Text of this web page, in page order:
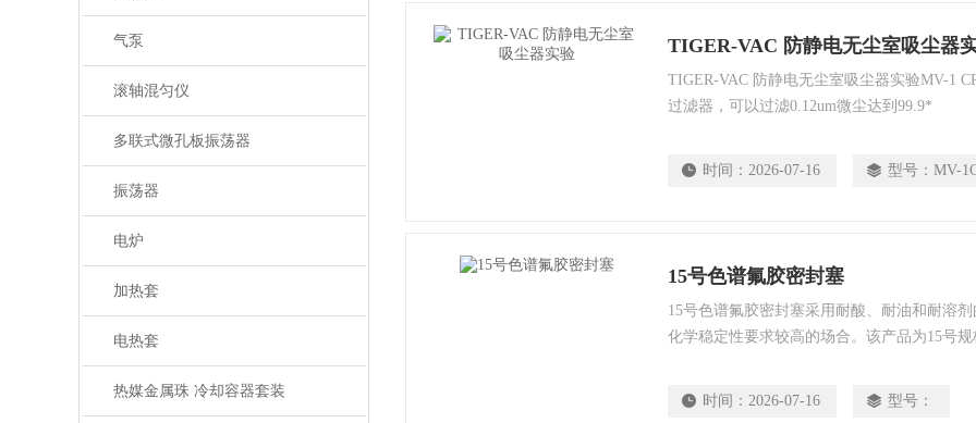
气泵
滚轴混匀仪
多联式微孔板振荡器
振荡器
电炉
加热套
电热套
热媒金属珠 冷却容器套装
TIGER-VAC 防静电无尘室吸尘器
TIGER-VAC 防静电无尘室吸尘器实验MV-1
过滤器，可以过滤0.12um微尘达到99.9*
时间： 2026-07-16 型号： MV-
15号色谱氟胶密封塞
15号色谱氟胶密封塞采用耐酸、耐油和耐溶
化学稳定性要求较高的场合。该产品为15号
时间： 2026-07-16 型号：